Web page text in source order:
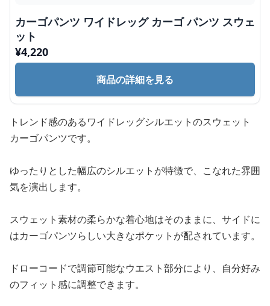
カーゴパンツ ワイドレッグ カーゴ パンツ スウェ
ット
¥4,220
商品の詳細を見る
トレンド感のあるワイドレッグシルエットのスウェット
カーゴパンツです。
ゆったりとした幅広のシルエットが特徴で、こなれた雰囲
気を演出します。
スウェット素材の柔らかな着心地はそのままに、サイドに
はカーゴパンツらしい大きなポケットが配されています。
ドローコードで調節可能なウエスト部分により、自分好み
のフィット感に調整できます。